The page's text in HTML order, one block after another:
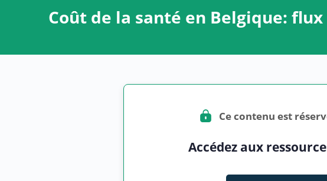
Coût de la santé en Belgique:
Ce contenu est
Accédez aux